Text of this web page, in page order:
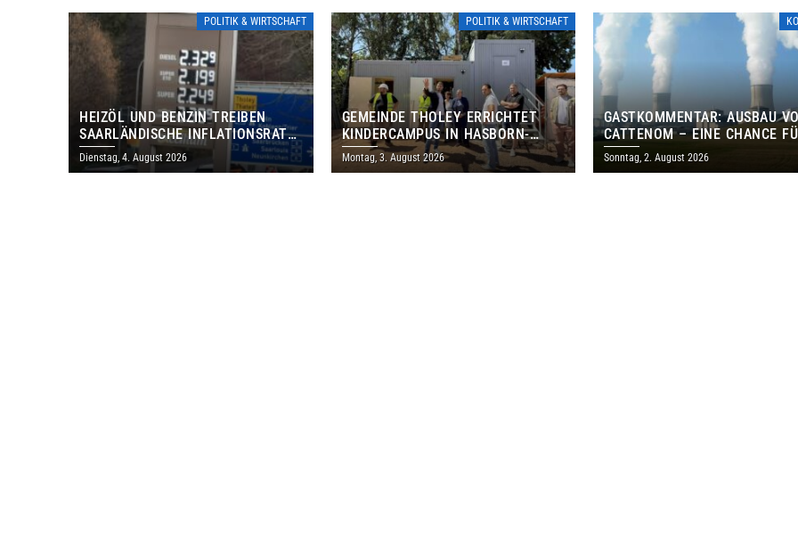
POLITIK & WIRTSCHAFT
HEIZÖL UND BENZIN TREIBEN
SAARLÄNDISCHE INFLATIONSRATE
IM JULI AUF 3,2 PROZENT
Dienstag, 4. August 2026
POLITIK & WIRTSCHAFT
GEMEINDE THOLEY ERRICHTET
KINDERCAMPUS IN HASBORN-
DAUTWEILER FÜR RUND 8,5 BIS 9
MILLIONEN EURO
Montag, 3. August 2026
GASTKOMMENTAR: AUSBAU
CATTENOM – EINE CHANCE
LOTHRINGEN UND DAS
Sonntag, 2. August 2026